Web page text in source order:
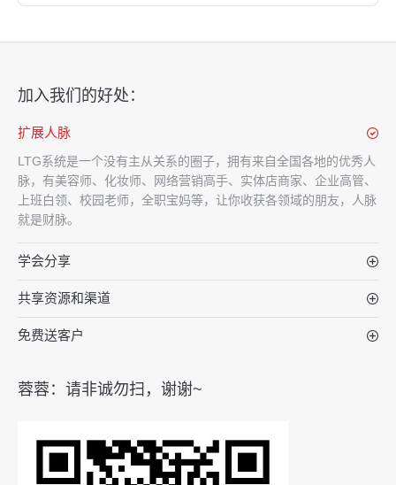
加入我们的好处：
扩展人脉
LTG系统是一个没有主从关系的圈子，拥有来自全国各地的优秀人
脉，有美容师、化妆师、网络营销高手、实体店商家、企业高管、
上班白领、校园老师，全职宝妈等，让你收获各领域的朋友，人脉
就是财脉。
学会分享
共享资源和渠道
免费送客户
蓉蓉：请非诚勿扫，谢谢~